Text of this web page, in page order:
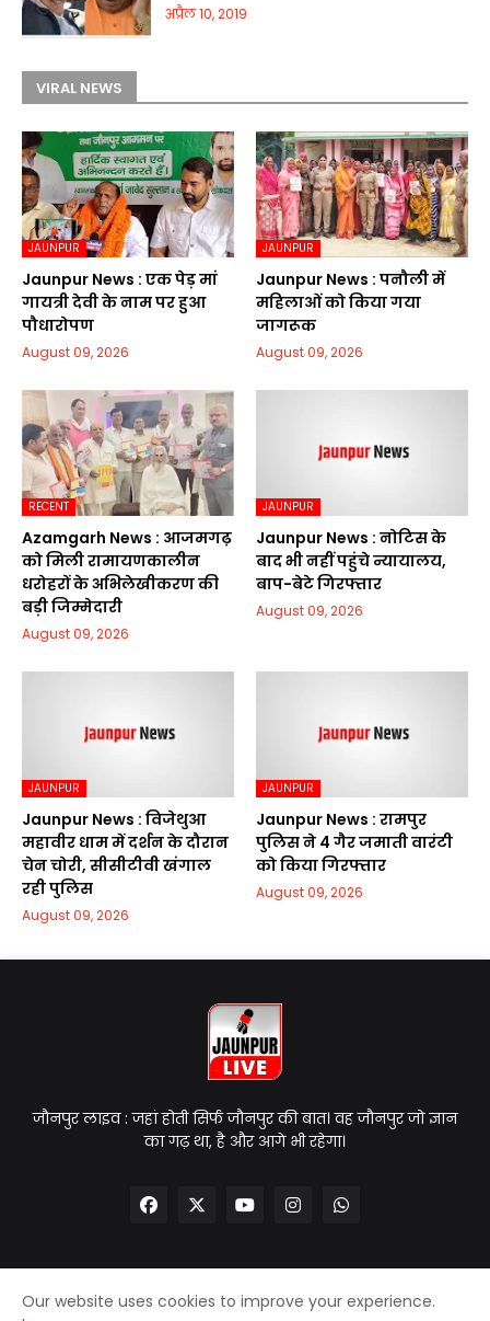
अप्रैल 10, 2019
VIRAL NEWS
JAUNPUR
Jaunpur News : एक पेड़ मां
गायत्री देवी के नाम पर हुआ
पौधारोपण
August 09, 2026
JAUNPUR
Jaunpur News : पनौली में
महिलाओं को किया गया
जागरूक
August 09, 2026
RECENT
Azamgarh News : आजमगढ़
को मिली रामायणकालीन
धरोहरों के अभिलेखीकरण की
बड़ी जिम्मेदारी
August 09, 2026
JAUNPUR
Jaunpur News : नोटिस के
बाद भी नहीं पहुंचे न्यायालय,
बाप-बेटे गिरफ्तार
August 09, 2026
JAUNPUR
Jaunpur News : विजेथुआ
महावीर धाम में दर्शन के दौरान
चेन चोरी, सीसीटीवी खंगाल
रही पुलिस
August 09, 2026
JAUNPUR
Jaunpur News : रामपुर
पुलिस ने 4 गैर जमाती वारंटी
को किया गिरफ्तार
August 09, 2026
जौनपुर लाइव : जहां होती सिर्फ जौनपुर की बात। वह जौनपुर जो ज्ञान
का गढ़ था, है और आगे भी रहेगा।
Home About Us Contact Us Privacy Policy
Our website uses cookies to improve your experience.